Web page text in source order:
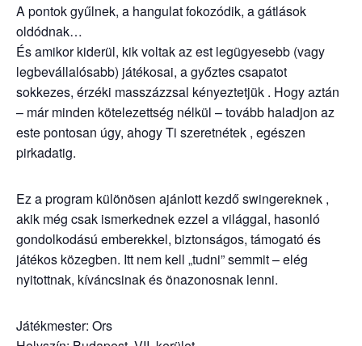
A pontok gyűlnek, a hangulat fokozódik, a gátlások
oldódnak…
És amikor kiderül, kik voltak az est legügyesebb (vagy
legbevállalósabb) játékosai, a győztes csapatot
sokkezes, érzéki masszázzsal kényeztetjük . Hogy aztán
– már minden kötelezettség nélkül – tovább haladjon az
este pontosan úgy, ahogy Ti szeretnétek , egészen
pirkadatig.
Ez a program különösen ajánlott kezdő swingereknek ,
akik még csak ismerkednek ezzel a világgal, hasonló
gondolkodású emberekkel, biztonságos, támogató és
játékos közegben. Itt nem kell „tudni” semmit – elég
nyitottnak, kíváncsinak és önazonosnak lenni.
Játékmester: Ors